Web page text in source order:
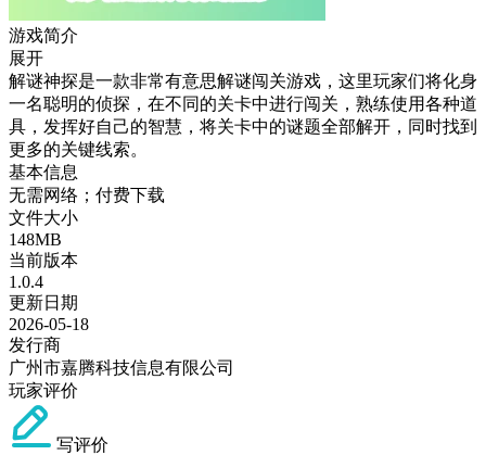
游戏简介
展开
解谜神探是一款非常有意思解谜闯关游戏，这里玩家们将化身
一名聪明的侦探，在不同的关卡中进行闯关，熟练使用各种道
具，发挥好自己的智慧，将关卡中的谜题全部解开，同时找到
更多的关键线索。
基本信息
无需网络；付费下载
文件大小
148MB
当前版本
1.0.4
更新日期
2026-05-18
发行商
广州市嘉腾科技信息有限公司
玩家评价
写评价